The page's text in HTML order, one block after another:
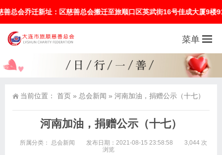
慈善总会搬迁至旅顺口区英武街16号佳成大厦9楼910室，原办公电
菜单
当前位置： 首页 » 总会新闻 » 河南加油，捐赠公示（十七）
河南加油，捐赠公示（十七）
所属分类： 总会新闻 发布日期：2021-08-15 23:58:58
3,044 次
浏览